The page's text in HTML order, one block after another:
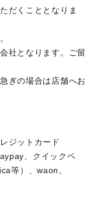
だくこととなりま
社となります。ご留
ぎの場合は店舗へお
ジットカード
、クイックペ
等）、waon、